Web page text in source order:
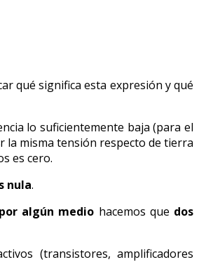
qué significa esta expresión y qué
lo suficientemente baja (para el
la misma tensión respecto de tierra
es cero.
nula.
por algún medio hacemos que dos
(transistores, amplificadores